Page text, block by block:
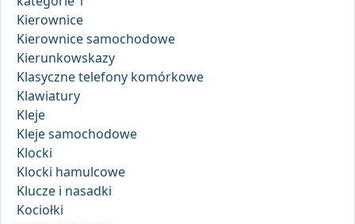
Kierownice
Kierownice samochodowe
Kierunkowskazy
Klasyczne telefony komórkowe
Klawiatury
Kleje
Kleje samochodowe
Klocki
Klocki hamulcowe
Klucze i nasadki
Kociołki